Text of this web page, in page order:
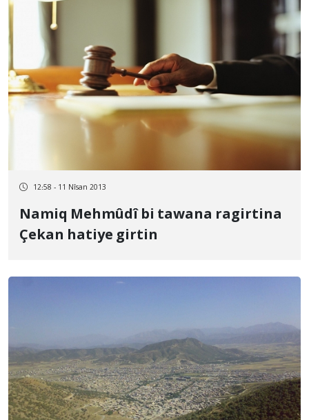
12:58 - 11 Nîsan 2013
Namiq Mehmûdî bi tawana ragirtina
Çekan hatiye girtin